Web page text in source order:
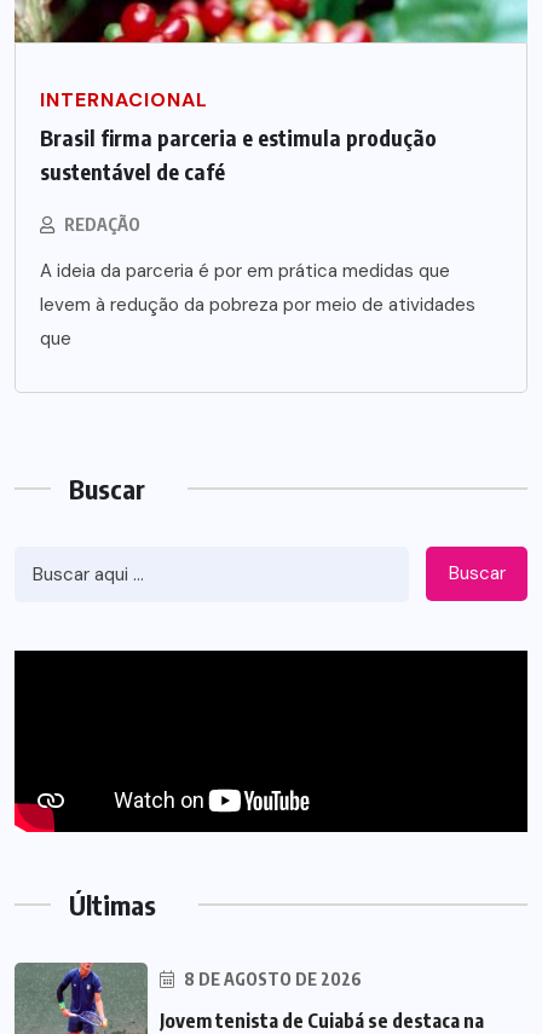
INTERNACIONAL
Brasil firma parceria e estimula produção
sustentável de café
REDAÇÃO
A ideia da parceria é por em prática medidas que
levem à redução da pobreza por meio de atividades
que
Buscar
Buscar
Últimas
8 DE AGOSTO DE 2026
Jovem tenista de Cuiabá se destaca na